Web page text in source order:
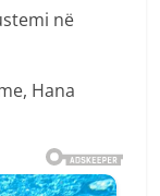
në
Hana